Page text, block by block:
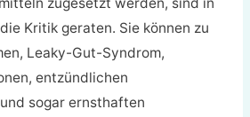
Kritik geraten. Sie können zu
Leaky-Gut-Syndrom,
entzündlichen
sogar ernsthaften